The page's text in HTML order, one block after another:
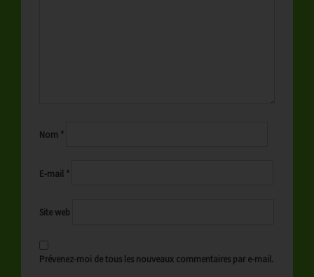
Nom *
E-mail *
Site web
Prévenez-moi de tous les nouveaux commentaires par e-mail.